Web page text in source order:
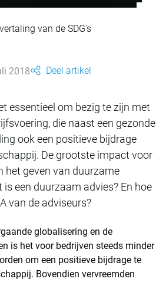
van de SDG's
2018 Deel artikel
essentieel om bezig te zijn met
die naast een gezonde
ook een positieve bijdrage
De grootste impact voor
het geven van duurzame
een duurzaam advies? En hoe
van de adviseurs?
globalisering en de
is het voor bedrijven steeds minder
om een positieve bijdrage te
Bovendien vervreemden